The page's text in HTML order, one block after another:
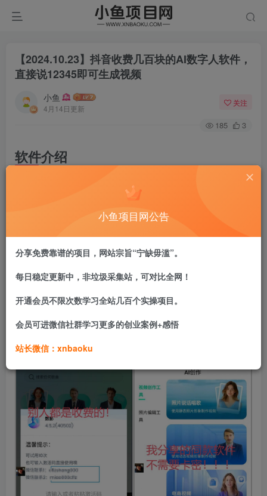
【2024.10.23】抖音收费几百块的AI数字人软件，
直接说12345即可生成视频
小鱼
4月14日更新
关注
185 3
软件介绍
前几天看见有一个AI数字人项目教程，看了一下，作者说的
那个AI软件要卡密，我就没有更新，但是今天成功的把软件
给绿色了，下载我的这个AI数字人软件就不需要卡密了，直
接免费使用。
软件可以用来做真人带货，当然啦，也可以利用信息差去割
韭菜，因为这个软件没有版权，可以自己去添加弹窗！
软件功能：就是 说123456自动生成AI视频。
小鱼项目网公告
分享免费靠谱的项目，网站宗旨“宁缺毋滥”。
每日稳定更新中，非垃圾采集站，可对比全网！
开通会员不限次数学习全站几百个实操项目。
会员可进微信社群学习更多的创业案例+感悟
站长微信：xnbaoku